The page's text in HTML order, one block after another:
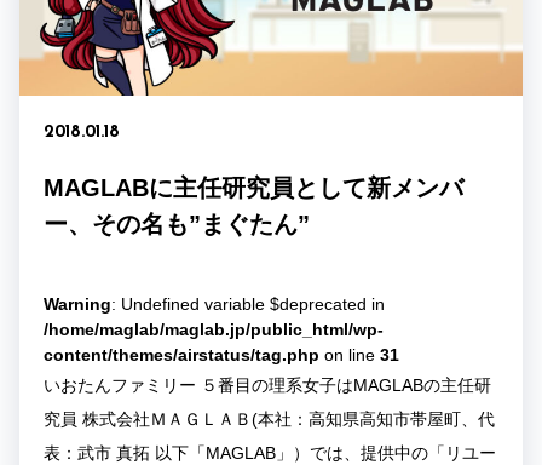
2018.01.18
MAGLABに主任研究員として新メンバ
ー、その名も”まぐたん”
Warning: Undefined variable $deprecated in
/home/maglab/maglab.jp/public_html/wp-
content/themes/airstatus/tag.php on line 31
いおたんファミリー ５番目の理系女子はMAGLABの主任研
究員 株式会社ＭＡＧＬＡＢ(本社：高知県高知市帯屋町、代
表：武市 真拓 以下「MAGLAB」）では、提供中の「リユー